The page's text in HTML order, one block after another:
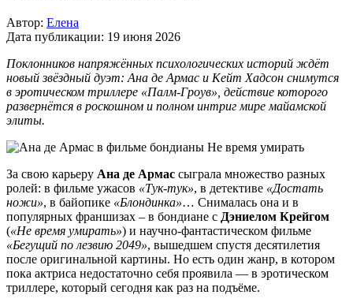
Автор: Елена
Дата публикации: 19 июня 2026
Поклонников напряжённых психологических историй ждёт
новый звёздный дуэт: Ана де Армас и Кейт Хадсон снимутся
в эротическом триллере «Палм-Гроув», действие которого
развернётся в роскошном и полном интриг мире майамской
элиты.
За свою карьеру Ана де Армас сыграла множество разных
ролей: в фильме ужасов «Тук-тук», в детективе «Достать
ножи», в байопике «Блондинка»… Снималась она и в
популярных франшизах – в бондиане с Дэниелом Крейгом
(«Не время умирать») и научно-фантастическом фильме
«Бегущий по лезвию 2049», вышедшем спустя десятилетия
после оригинальной картины. Но есть один жанр, в котором
пока актриса недостаточно себя проявила — в эротическом
триллере, который сегодня как раз на подъёме.